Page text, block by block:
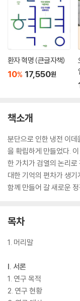
환자 혁명 (큰글자책)
10% 17,550원
책소개
분단으로 인한 냉전 이
을 확립하게 만들었다.
한 가치가 검열의 논리
대한 기억의 편차가 생
함께 만들어 갈 새로운
목차
1. 머리말
I. 서론
1. 연구 목적
2. 연구 현황